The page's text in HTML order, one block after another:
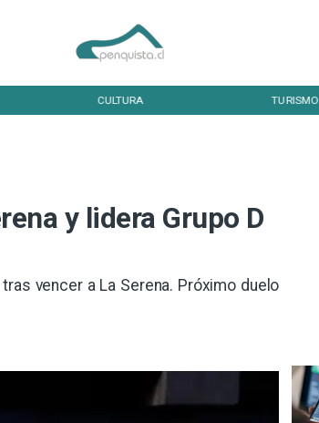
CULTURA TURISMO
y lidera Grupo D
vencer a La Serena. Próximo duelo